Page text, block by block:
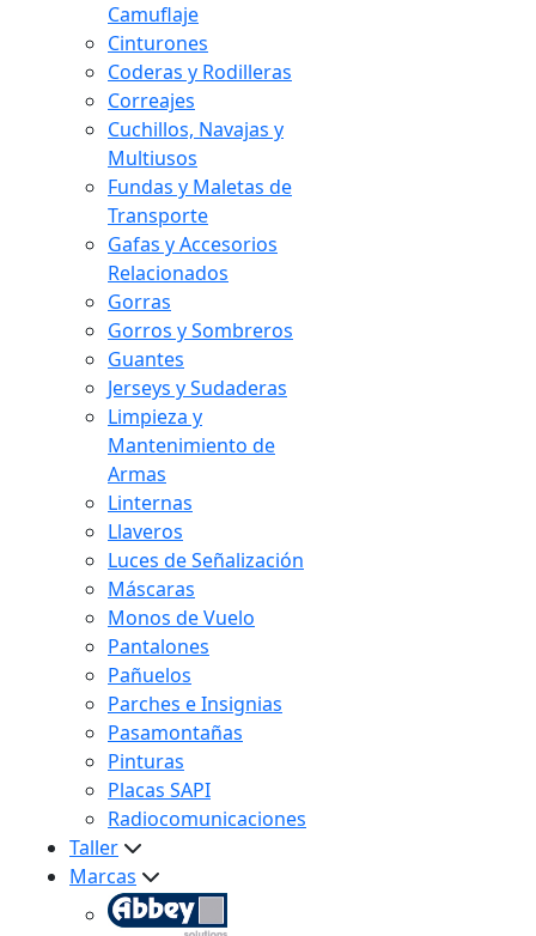
Camuflaje
Cinturones
Coderas y Rodilleras
Correajes
Cuchillos, Navajas y
Multiusos
Fundas y Maletas de
Transporte
Gafas y Accesorios
Relacionados
Gorras
Gorros y Sombreros
Guantes
Jerseys y Sudaderas
Limpieza y
Mantenimiento de
Armas
Linternas
Llaveros
Luces de Señalización
Máscaras
Monos de Vuelo
Pantalones
Pañuelos
Parches e Insignias
Pasamontañas
Pinturas
Placas SAPI
Radiocomunicaciones
Taller
Marcas